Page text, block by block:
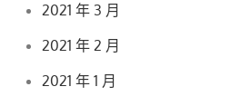
2021 年 3 月
2021 年 2 月
2021 年 1 月